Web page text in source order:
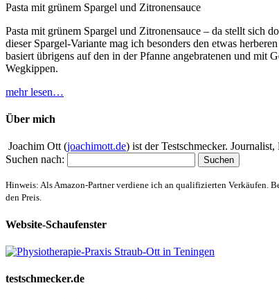
Pasta mit grünem Spargel und Zitronensauce
Pasta mit grünem Spargel und Zitronensauce – da stellt sich
dieser Spargel-Variante mag ich besonders den etwas
basiert übrigens auf den in der Pfanne angebratenen und mit
Wegkippen.
mehr lesen…
Über mich
Joachim Ott (joachimott.de) ist der Testschmecker.
Suchen nach:
Hinweis: Als Amazon-Partner verdiene ich an qualifizierten Verkäufen.
den Preis.
Website-Schaufenster
testschmecker.de